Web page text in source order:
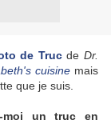
de Truc deDr.
cuisine mais
que je suis.
moi un truc en